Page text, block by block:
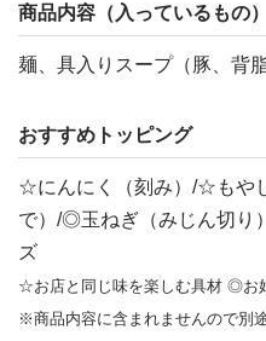
商品内容（入っているもの）
麺、具入りスープ（豚、背
おすすめトッピング
☆にんにく（刻み）/☆もや
で）/◎玉ねぎ（みじん切
ズ
☆お店と同じ味を楽しむ具材 ◎お
※商品内容に含まれませんので別